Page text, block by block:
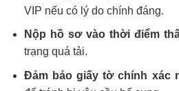
VIP nếu có lý do chính đáng.
Nộp hồ sơ vào thời điểm
trạng quá tải.
Đảm bảo giấy tờ chính xác